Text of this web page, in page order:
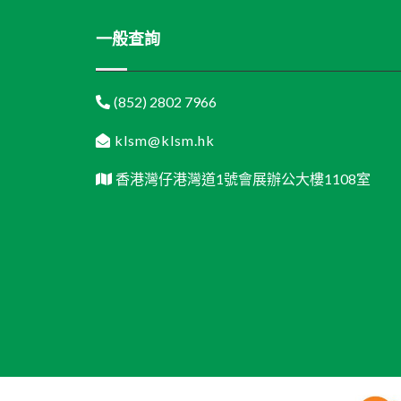
一般查詢
(852) 2802 7966
klsm@klsm.hk
香港灣仔港灣道1號會展辦公大樓1108室